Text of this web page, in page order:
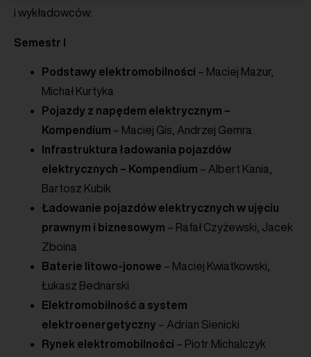
i wykładowców:
Semestr I
Podstawy elektromobilności – Maciej Mazur,
Michał Kurtyka
Pojazdy z napędem elektrycznym –
Kompendium – Maciej Gis, Andrzej Gemra
Infrastruktura ładowania pojazdów
elektrycznych – Kompendium – Albert Kania,
Bartosz Kubik
Ładowanie pojazdów elektrycznych w ujęciu
prawnym i biznesowym – Rafał Czyżewski, Jacek
Zboina
Baterie litowo-jonowe – Maciej Kwiatkowski,
Łukasz Bednarski
Elektromobilność a system
elektroenergetyczny – Adrian Sienicki
Rynek elektromobilności – Piotr Michalczyk